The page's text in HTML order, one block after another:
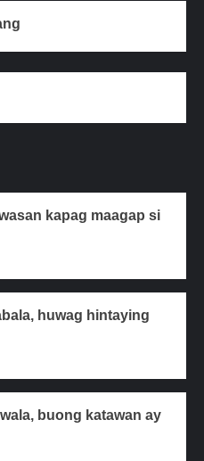
kapag maagap si
huwag hintaying
buong katawan ay